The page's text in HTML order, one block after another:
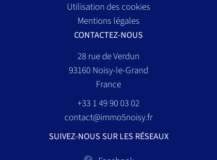
Utilisation des cookies
Mentions légales
CONTACTEZ-NOUS
28 rue de Verdun
93160Noisy-le-Grand
France
+33 1 49 90 03 02
contact@immo5noisy.fr
SUIVEZ-NOUS SUR LES RÉSEAUX